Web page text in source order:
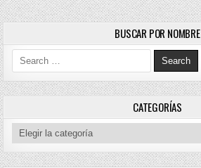
BUSCAR POR NOMBRE
Search for:
CATEGORÍAS
Categorías